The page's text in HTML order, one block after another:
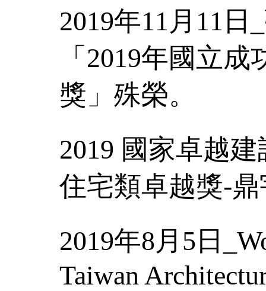
2019年11月11
「2019年國立
獎」殊榮。
2019 國家卓越
住宅類卓越獎-
2019年8月5日
Taiwan